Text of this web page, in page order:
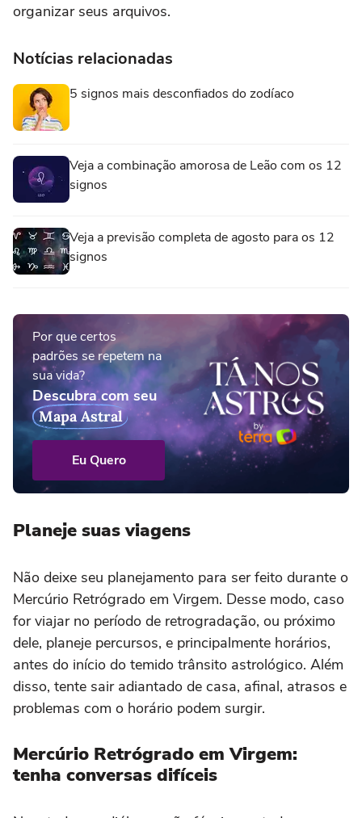
organizar seus arquivos.
Notícias relacionadas
5 signos mais desconfiados do zodíaco
Veja a combinação amorosa de Leão com os 12
signos
Veja a previsão completa de agosto para os 12
signos
Por que certos
padrões se repetem na
sua vida?
Descubra com seu
Mapa Astral
Eu Quero
Planeje suas viagens
Não deixe seu planejamento para ser feito durante o
Mercúrio Retrógrado em Virgem. Desse modo, caso
for viajar no período de retrogradação, ou próximo
dele, planeje percursos, e principalmente horários,
antes do início do temido trânsito astrológico. Além
disso, tente sair adiantado de casa, afinal, atrasos e
problemas com o horário podem surgir.
Mercúrio Retrógrado em Virgem:
tenha conversas difíceis